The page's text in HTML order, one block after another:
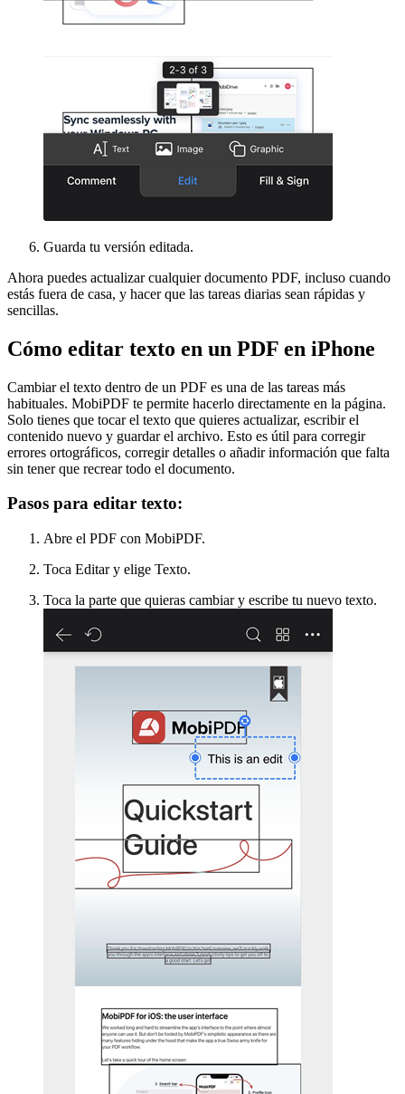
Guarda tu versión editada.
Ahora puedes actualizar cualquier documento PDF, incluso cuando
estás fuera de casa, y hacer que las tareas diarias sean rápidas y
sencillas.
Cómo editar texto en un PDF en iPhone
Cambiar el texto dentro de un PDF es una de las tareas más
habituales. MobiPDF te permite hacerlo directamente en la página.
Solo tienes que tocar el texto que quieres actualizar, escribir el
contenido nuevo y guardar el archivo. Esto es útil para corregir
errores ortográficos, corregir detalles o añadir información que falta
sin tener que recrear todo el documento.
Pasos para editar texto:
Abre el PDF con MobiPDF.
Toca Editar y elige Texto.
Toca la parte que quieras cambiar y escribe tu nuevo texto.